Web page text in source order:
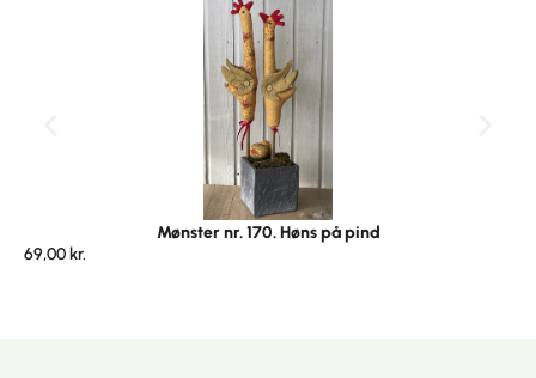
Mønster nr. 170. Høns på pind
69,00 kr.